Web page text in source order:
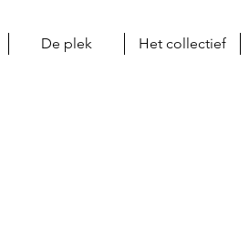
De plek Het collectief